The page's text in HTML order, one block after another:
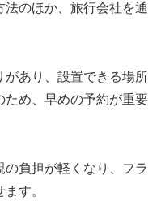
のほか、旅行会社を通
があり、設置できる場所
ため、早めの予約が重要
負担が軽くなり、フラ
す。